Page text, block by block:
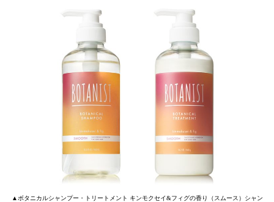
▲ボタニカルシャンプー・トリートメント キンモクセイ&フィグの香り（スムース）シャン